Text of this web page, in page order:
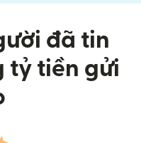
đã tin
tỷ tiền gửi